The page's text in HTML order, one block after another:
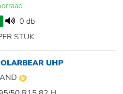
0 db
STUK
UHP